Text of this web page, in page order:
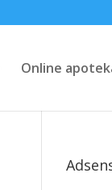
Online